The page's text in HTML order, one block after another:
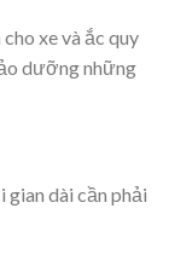
xe và ắc quy
dưỡng những
dài cần phải